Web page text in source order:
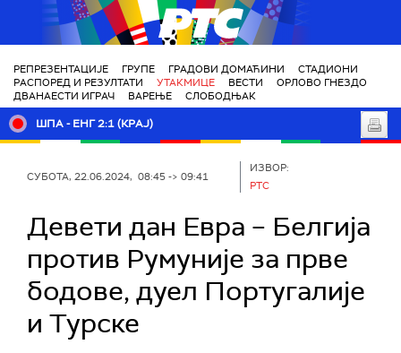
РТС
РЕПРЕЗЕНТАЦИЈЕ ГРУПЕ ГРАДОВИ ДОМАЋИНИ
СТАДИОНИ
РАСПОРЕД И РЕЗУЛТАТИ
УТАКМИЦЕ ВЕСТИ
ОРЛОВО ГНЕЗДО
ДВАНАЕСТИ ИГРАЧ
ВАРЕЊЕ СЛОБОДЊАК
ШПА - ЕНГ 2:1 (КРАЈ)
СУБОТА, 22.06.2024, 08:45 -> 09:41
ИЗВОР:
РТС
Девети дан Евра – Белгија
против Румуније за прве
бодове, дуел Португалије
и Турске